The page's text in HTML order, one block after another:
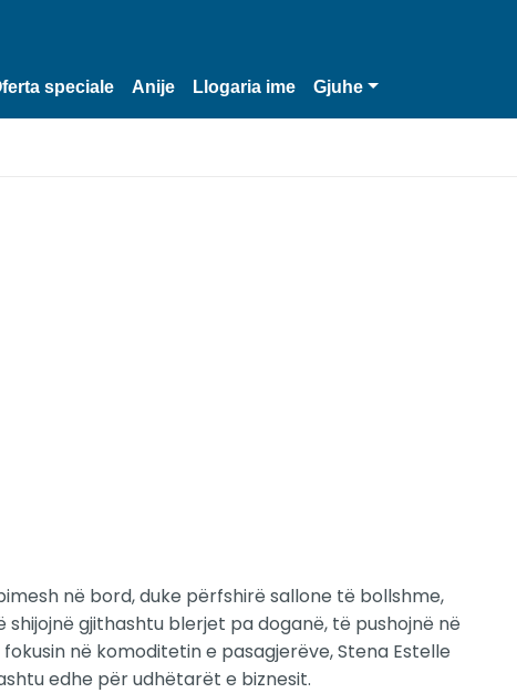
speciale Anije Llogaria ime Gjuhe
në bord, duke përfshirë sallone të bollshme,
gjithashtu blerjet pa doganë, të pushojnë në
në komoditetin e pasagjerëve, Stena Estelle
edhe për udhëtarët e biznesit.